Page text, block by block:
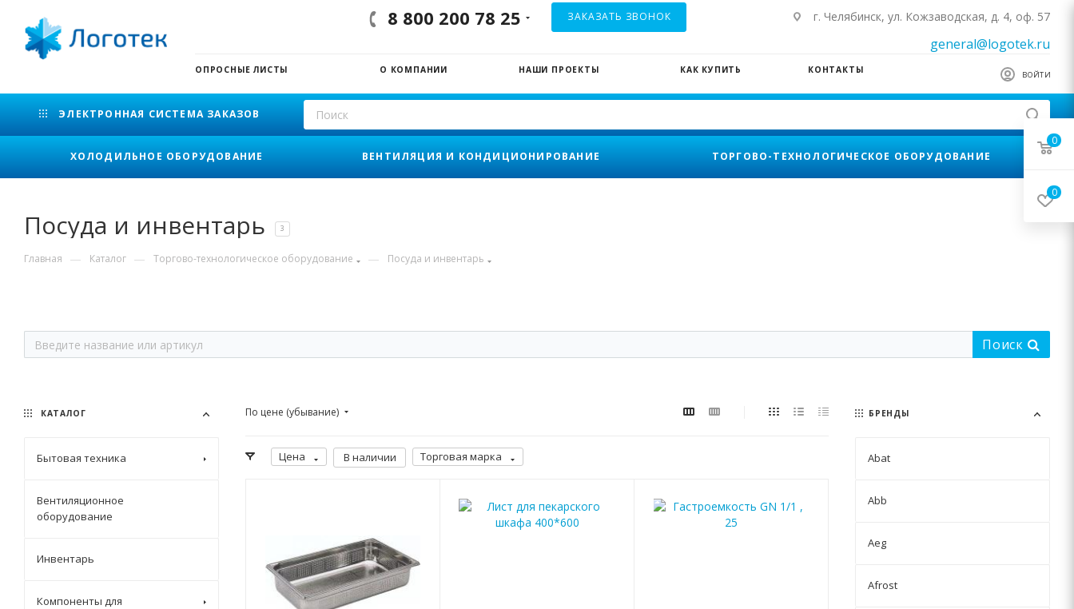
8 800 200 78 25 ЗАКАЗАТЬ ЗВОНОК г. Челябинск, ул. Кожзаводская, д. 4, оф. 57
general@logotek.ru
ВОЙТИ
ОПРОСНЫЕ ЛИСТЫ О КОМПАНИИ НАШИ ПРОЕКТЫ КАК КУПИТЬ КОНТАКТЫ
ЭЛЕКТРОННАЯ СИСТЕМА ЗАКАЗОВ
ХОЛОДИЛЬНОЕ ОБОРУДОВАНИЕ ВЕНТИЛЯЦИЯ И КОНДИЦИОНИРОВАНИЕ ТОРГОВО-ТЕХНОЛОГИЧЕСКОЕ ОБОРУДОВАНИЕ
Посуда и инвентарь 3
Главная — Каталог — Торгово-технологическое оборудование — Посуда и инвентарь
Поиск
По цене (убывание)
Цена В наличии Торговая марка
КАТАЛОГ
Бытовая техника
Вентиляционное
оборудование
Инвентарь
Компоненты для
БРЕНДЫ
Abat
Abb
Aeg
Afrost
0
0